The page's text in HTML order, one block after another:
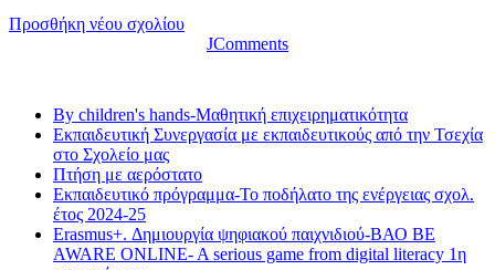
Προσθήκη νέου σχολίου
JComments
By children's hands-Μαθητική επιχειρηματικότητα
Εκπαιδευτική Συνεργασία με εκπαιδευτικούς από την Τσεχία
στο Σχολείο μας
Πτήση με αερόστατο
Εκπαιδευτικό πρόγραμμα-Το ποδήλατο της ενέργειας σχολ.
έτος 2024-25
Erasmus+. Δημιουργία ψηφιακού παιχνιδιού-ΒΑΟ BE
AWARE ONLINE- A serious game from digital literacy 1η